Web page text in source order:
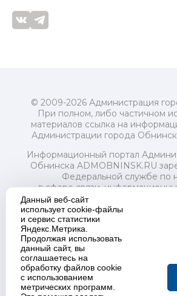
© 2009-2026 Администрация
При полном, либо частичном
материалов ссылка на
Администрации города
Информационный портал
Обнинска ADMOBNINSK.RU
Федеральной службе по
в сфере связи,
и массовых коммуникаций
2018 года.
Свидетельство о регистрации
Учредитель: Администрация
распорядительный орган)
Обнинск". Главный редактор:
Адрес электронной почты
Данный веб-сайт
использует cookie-файлы
и сервис статистики
Яндекс.Метрика.
Продолжая использовать
данный сайт, вы
соглашаетесь на
обработку файлов cookie
с использованием
метрических программ.